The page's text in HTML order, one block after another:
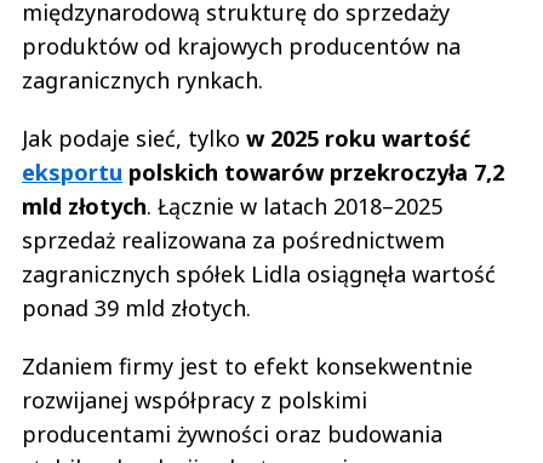
międzynarodową strukturę do sprzedaży
produktów od krajowych producentów na
zagranicznych rynkach.
Jak podaje sieć, tylko w 2025 roku wartość
eksportu polskich towarów przekroczyła 7,2
mld złotych. Łącznie w latach 2018–2025
sprzedaż realizowana za pośrednictwem
zagranicznych spółek Lidla osiągnęła wartość
ponad 39 mld złotych.
Zdaniem firmy jest to efekt konsekwentnie
rozwijanej współpracy z polskimi
producentami żywności oraz budowania